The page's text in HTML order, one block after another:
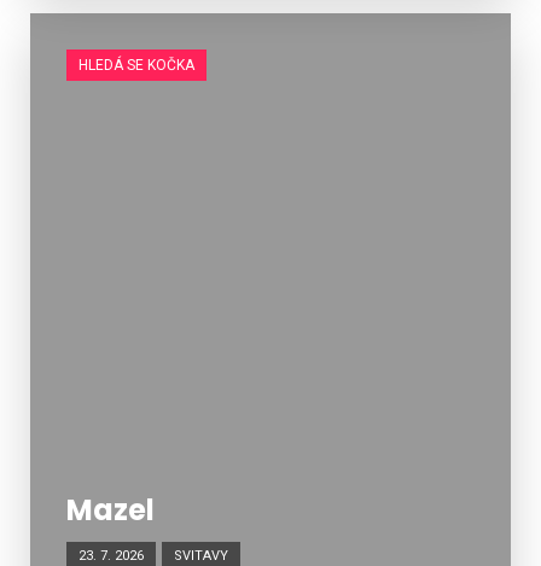
HLEDÁ SE KOČKA
Mazel
23. 7. 2026 SVITAVY